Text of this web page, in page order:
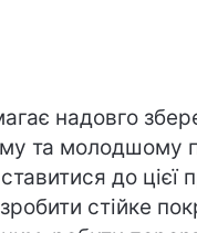
надовго
та молодшому
до
стійке